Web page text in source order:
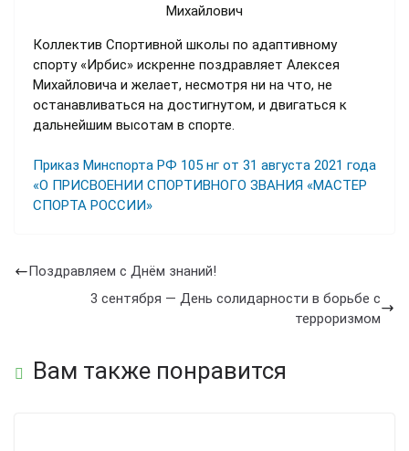
Михайлович
Коллектив Спортивной школы по адаптивному
спорту «Ирбис» искренне поздравляет Алексея
Михайловича и желает, несмотря ни на что, не
останавливаться на достигнутом, и двигаться к
дальнейшим высотам в спорте.
Приказ Минспорта РФ 105 нг от 31 августа 2021 года
«О ПРИСВОЕНИИ СПОРТИВНОГО ЗВАНИЯ «МАСТЕР
СПОРТА РОССИИ»
Поздравляем с Днём знаний!
3 сентября — День солидарности в борьбе с
терроризмом
Вам также понравится